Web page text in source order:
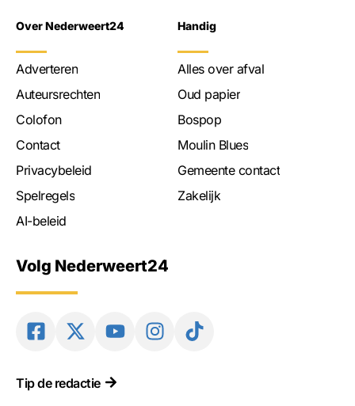
Over Nederweert24
Adverteren
Auteursrechten
Colofon
Contact
Privacybeleid
Spelregels
AI-beleid
Handig
Alles over afval
Oud papier
Bospop
Moulin Blues
Gemeente contact
Zakelijk
Volg Nederweert24
Tip de redactie